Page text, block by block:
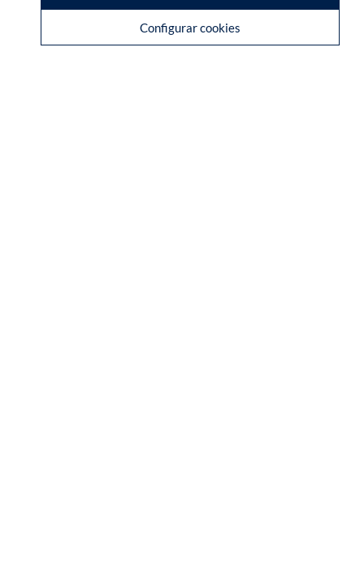
Configurar cookies